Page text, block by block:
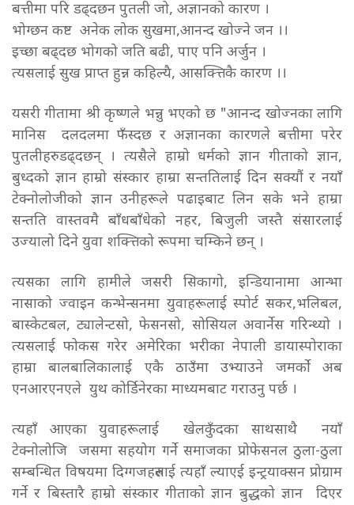
बत्तीमा परि डढ्दछन पुतली जो, अज्ञानको कारण ।
भोग्छन कष्ट अनेक लोक सुखमा,आनन्द खोज्ने जन ।।
इच्छा बढ्दछ भोगको जति बढी, पाए पनि अर्जुन ।
त्यसलाई सुख प्राप्त हुन्न कहिल्यै, आसक्त्तिकै कारण ।।
यसरी गीतामा श्री कृष्णले भन्नु भएको छ "आनन्द खोज्नका लागि
मानिस दलदलमा फँस्दछ र अज्ञानका कारणले बत्तीमा परेर
पुतलीहरु डढ्दछन् । त्यसैले हाम्रो धर्मको ज्ञान गीताको ज्ञान,
बुध्दको ज्ञान हाम्रो संस्कार हाम्रा सन्ततिलाई दिन सक्यौं र नयाँ
टेक्नोलोजीको ज्ञान उनीहरूले पढाइबाट लिन सके भने हाम्रा
सन्तति वास्तवमै बाँधबाँधेको नहर, बिजुली जस्तै संसारलाई
उज्यालो दिने युवा शक्त्तिको रूपमा चम्किने छन् ।
त्यसका लागि हामीले जसरी सिकागो, इन्डियानामा आन्भा
नासाको ज्वाइन कन्भेन्सनमा युवाहरूलाई स्पोर्ट सकर,भलिबल,
बास्केटबल, ट्यालेन्टसो, फेसनसो, सोसियल अवार्नेस गरिन्थ्यो ।
त्यसलाई फोकस गरेर अमेरिका भरीका नेपाली डायास्पोराका
हाम्रा बालबालिकालाई एकै ठाउँमा उभ्याउने जमर्को अब
एनआरएनएले युथ कोर्डिनेरका माध्यमबाट गराउनु पर्छ ।
त्यहाँ आएका युवाहरूलाई खेलकुँदका साथसाथै नयाँ
टेक्नोलोजि जसमा सहयोग गर्ने समाजका प्रोफेसनल ठुला-ठुला
सम्बन्धित विषयमा दिग्गजहरुलाई त्यहाँ ल्याएई इन्ट्रयाक्सन प्रोग्राम
गर्ने र बिस्तारै हाम्रो संस्कार गीताको ज्ञान बुद्धको ज्ञान दिएर